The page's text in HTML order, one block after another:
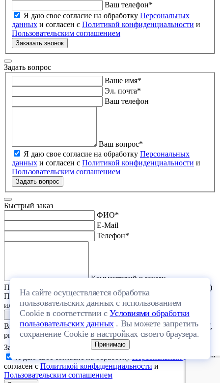
Ваш телефон*
Я даю свое согласие на обработку Персональных
данных и согласен с Политикой конфиденциальности и
Пользовательским соглашением
Заказать звонок
Задать вопрос
Ваше имя*
Эл. почта*
Ваш телефон
Ваш вопрос*
Я даю свое согласие на обработку Персональных
данных и согласен с Политикой конфиденциальности и
Пользовательским соглашением
Задать вопрос
На сайте осуществляется обработка
пользовательских данных с использованием
Cookie в соответствии сУсловиями обработки
пользовательских данных. Вы можете запретить
сохранение Cookie в настройках своего браузера.
Принимаю
Быстрый заказ
ФИО*
E-Mail
Телефон*
Комментарий к заказу
Прикрепить файл (проект дома или список стройматериалов)
Перетащите один или несколько файлов в эту область
или выберите файл на компьютере
Выберите файл с расширением (doc, docx, xls, xlsx, txt, rtf, pdf,
png, jpeg, jpg, gif) и размером, не превышающим 20 МБ.
Загрузить файлы
Персональных данныхи
согласен с Политикой конфиденциальности и
Пользовательским соглашением